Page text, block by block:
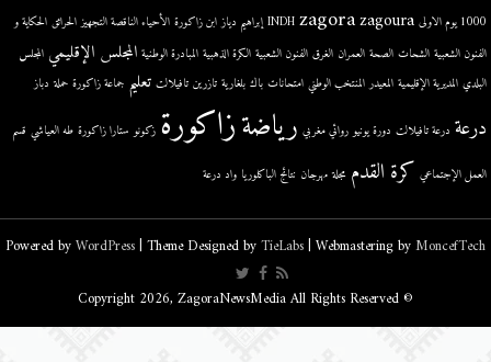
1000 يوم الاولى INDH zagora zagoura إبراهيم دياز ابن زاكورة الأحياء الناقصة التجهيز الحرائق الحكاية و
الفنون الشعبية الشحات الصحة العمران الغرق الفنون الشعبية الكرة الذهبية المبادرة الوطنية المجلس الإقليمي المجلس
البلدي المديرية الإقليمية المعيدر المنتخب الوطني امتحانات باك بلغارية تازرين تافيلالت تعليم جماعة زاكورة حملة دباز
درعة درعة تافيلالت دورة يونيو روائي مغربي رياضةزاكورة زكونو ستارا زاكورة طه العياشي قسم
العمل الإجتماعي كرة القدم مجلة مهرجان نتائج الباكلوريا واد درعة
Powered byWordPress| Theme Designed byTieLabs| Webmastering byMoncefTech
© Copyright 2026, ZagoraNewsMedia All Rights Reserved